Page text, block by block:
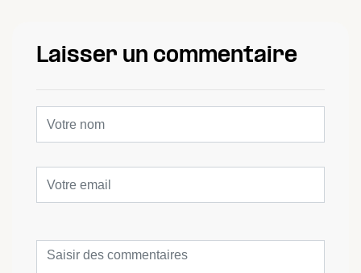
Laisser un commentaire